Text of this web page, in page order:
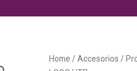
Home / Accesorios /